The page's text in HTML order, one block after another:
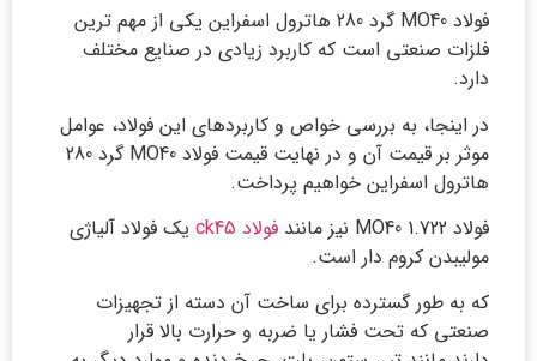
فولاد MO40 گرد 280 هاترول اسفراین یکی از مهم ترین
فلزات صنعتی است که کاربرد زیادی در صنایع مختلف
دارد.
در اینجا، به بررسی خواص و کاربردهای این فولاد، عوامل
موثر بر قیمت آن و در نهایت قیمت فولاد MO40 گرد 280
هاترول اسفراین خواهیم پرداخت.
فولاد 1.722 MO40 نیز مانند
فولاد ck45
یک فولاد آلیاژی
مولیبدن کروم دار است.
که به طور گسترده برای ساخت آن دسته از تجهیزات
صنعتی که تحت فشار یا ضربه و حرارت بالا قرار